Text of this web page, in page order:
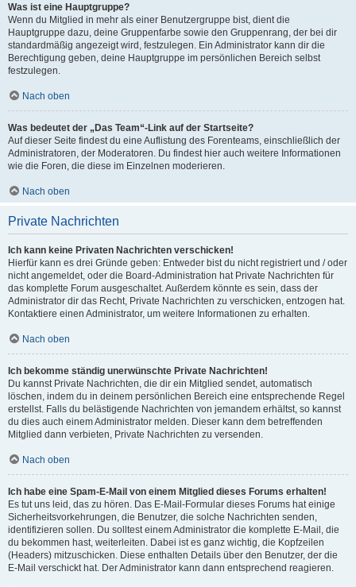
Was ist eine Hauptgruppe?
Wenn du Mitglied in mehr als einer Benutzergruppe bist, dient die
Hauptgruppe dazu, deine Gruppenfarbe sowie den Gruppenrang, der bei dir
standardmäßig angezeigt wird, festzulegen. Ein Administrator kann dir die
Berechtigung geben, deine Hauptgruppe im persönlichen Bereich selbst
festzulegen.
Nach oben
Was bedeutet der „Das Team“-Link auf der Startseite?
Auf dieser Seite findest du eine Auflistung des Forenteams, einschließlich der
Administratoren, der Moderatoren. Du findest hier auch weitere Informationen
wie die Foren, die diese im Einzelnen moderieren.
Nach oben
Private Nachrichten
Ich kann keine Privaten Nachrichten verschicken!
Hierfür kann es drei Gründe geben: Entweder bist du nicht registriert und / oder
nicht angemeldet, oder die Board-Administration hat Private Nachrichten für
das komplette Forum ausgeschaltet. Außerdem könnte es sein, dass der
Administrator dir das Recht, Private Nachrichten zu verschicken, entzogen hat.
Kontaktiere einen Administrator, um weitere Informationen zu erhalten.
Nach oben
Ich bekomme ständig unerwünschte Private Nachrichten!
Du kannst Private Nachrichten, die dir ein Mitglied sendet, automatisch
löschen, indem du in deinem persönlichen Bereich eine entsprechende Regel
erstellst. Falls du belästigende Nachrichten von jemandem erhältst, so kannst
du dies auch einem Administrator melden. Dieser kann dem betreffenden
Mitglied dann verbieten, Private Nachrichten zu versenden.
Nach oben
Ich habe eine Spam-E-Mail von einem Mitglied dieses Forums erhalten!
Es tut uns leid, das zu hören. Das E-Mail-Formular dieses Forums hat einige
Sicherheitsvorkehrungen, die Benutzer, die solche Nachrichten senden,
identifizieren sollen. Du solltest einem Administrator die komplette E-Mail, die
du bekommen hast, weiterleiten. Dabei ist es ganz wichtig, die Kopfzeilen
(Headers) mitzuschicken. Diese enthalten Details über den Benutzer, der die
E-Mail verschickt hat. Der Administrator kann dann entsprechend reagieren.